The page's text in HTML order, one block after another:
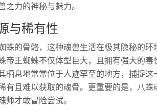
之力的神秘与魅力。
与稀有性
蛛的骨骼，这种魂兽生活在极其隐秘的
帝王蜘蛛不仅体型巨大，且拥有强大的
栖息地常常位于人迹罕至的地方，捕捉
有且难以获取的魂骨。更重要的是，八蛛
师才敢冒险尝试。